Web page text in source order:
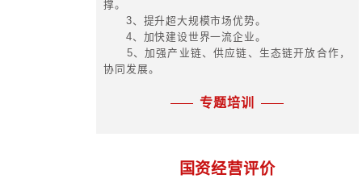
和配套能力强的系统性优势。目前，
术含量高的细分行业还存在短板，要
统优势的同时，补齐短板，不断提高
2、先进性要求：要集聚创新要
力，力争掌握重大科技成果和战略性